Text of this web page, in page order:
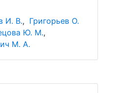
И. В., Григорьев О.
Ю. М.,
М. А.